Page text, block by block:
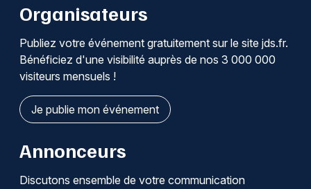
Organisateurs
Publiez votre événement gratuitement sur le site jds.fr.
Bénéficiez d'une visibilité auprès de nos 3 000 000
visiteurs mensuels !
Je publie mon événement
Annonceurs
Discutons ensemble de votre communication